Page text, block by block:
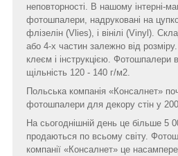
неповторності. В нашому інтерні-
фотошпалери, надруковані на
флізелін (Vlies), і вінілі (Vinyl).
або 4-х частин залежно від
клеєм і інструкцією. Фотошпалери
щільність 120 - 140 г/м2.
Польська компанія «Консалнет»
фотошпалери для декору стін у
На сьогоднішній день це більше 5
продаються по всьому світу.
компанії «Консалнет» це